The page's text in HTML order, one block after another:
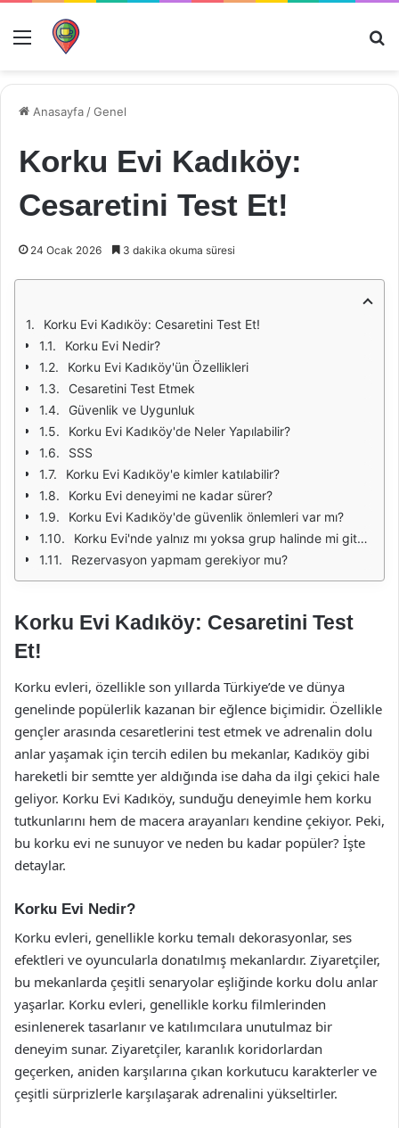
Menü
Anasayfa /Genel
Korku Evi Kadıköy:
Cesaretini Test Et!
24 Ocak 2026 3 dakika okuma süresi
Korku Evi Kadıköy: Cesaretini Test Et!
Korku Evi Nedir?
Korku Evi Kadıköy'ün Özellikleri
Cesaretini Test Etmek
Güvenlik ve Uygunluk
Korku Evi Kadıköy'de Neler Yapılabilir?
SSS
Korku Evi Kadıköy'e kimler katılabilir?
Korku Evi deneyimi ne kadar sürer?
Korku Evi Kadıköy'de güvenlik önlemleri var mı?
Korku Evi'nde yalnız mı yoksa grup halinde mi gitmek daha iyi?
Rezervasyon yapmam gerekiyor mu?
Korku Evi Kadıköy: Cesaretini Test
Et!
Korku evleri, özellikle son yıllarda Türkiye’de ve dünya
genelinde popülerlik kazanan bir eğlence biçimidir. Özellikle
gençler arasında cesaretlerini test etmek ve adrenalin dolu
anlar yaşamak için tercih edilen bu mekanlar, Kadıköy gibi
hareketli bir semtte yer aldığında ise daha da ilgi çekici hale
geliyor. Korku Evi Kadıköy, sunduğu deneyimle hem korku
tutkunlarını hem de macera arayanları kendine çekiyor. Peki,
bu korku evi ne sunuyor ve neden bu kadar popüler? İşte
detaylar.
Korku Evi Nedir?
Korku evleri, genellikle korku temalı dekorasyonlar, ses
efektleri ve oyuncularla donatılmış mekanlardır. Ziyaretçiler,
bu mekanlarda çeşitli senaryolar eşliğinde korku dolu anlar
yaşarlar. Korku evleri, genellikle korku filmlerinden
esinlenerek tasarlanır ve katılımcılara unutulmaz bir
deneyim sunar. Ziyaretçiler, karanlık koridorlardan
geçerken, aniden karşılarına çıkan korkutucu karakterler ve
çeşitli sürprizlerle karşılaşarak adrenalini yükseltirler.